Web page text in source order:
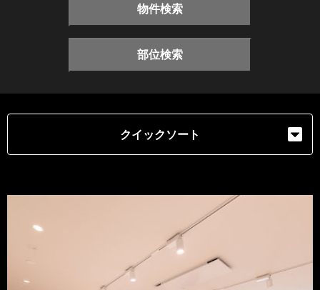
物件検索
部位検索
クイックソート